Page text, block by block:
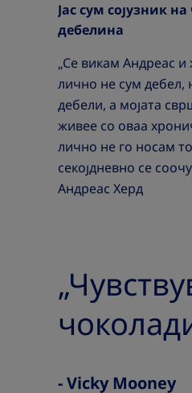
Јас сум сојузник
дебелина
„Се викам Андреас и
лично не сум дебел,
дебели, а мојата
живее со оваа
лично не го носам
секојдневно се
Андреас Херд
- Vicky Mooney